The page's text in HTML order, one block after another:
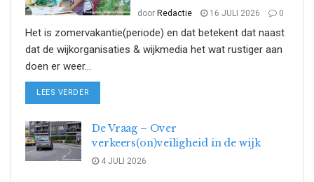
door Redactie 16 JULI 2026 0
Het is zomervakantie(periode) en dat betekent dat naast
dat de wijkorganisaties & wijkmedia het wat rustiger aan
doen er weer...
LEES VERDER
De Vraag – Over
verkeers(on)veiligheid in de wijk
4 JULI 2026